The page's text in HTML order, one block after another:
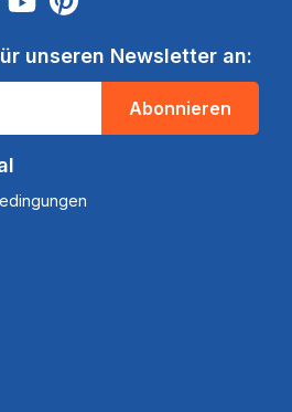
unseren Newsletter an:
Abonnieren